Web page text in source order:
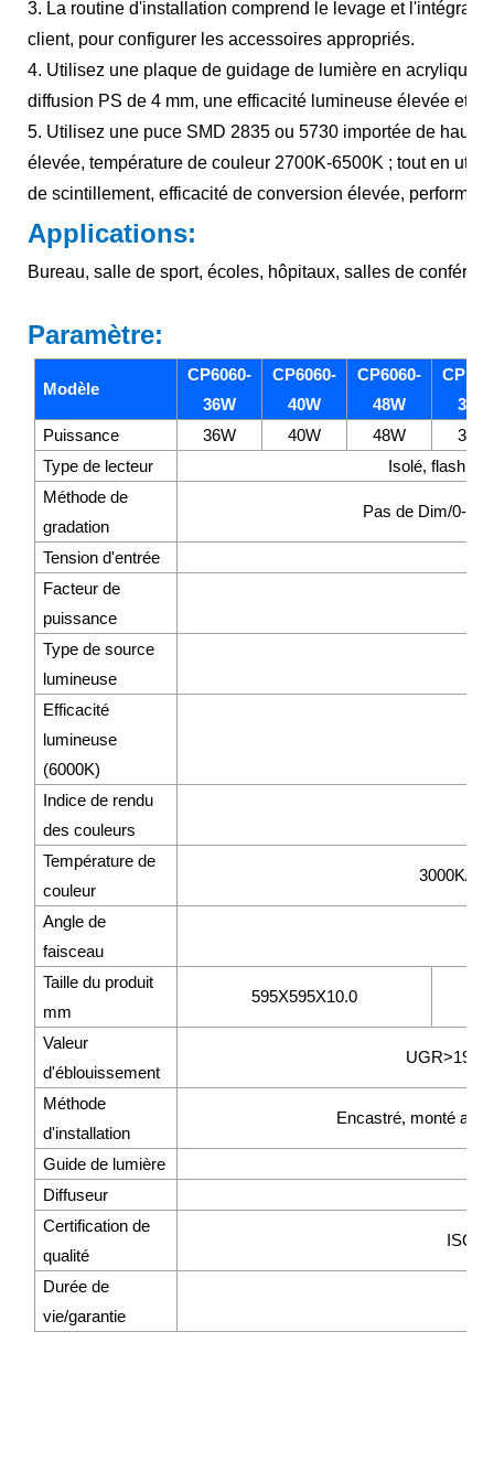
3. La routine d'installation comprend le levage et
client, pour configurer les accessoires appropriés.
4. Utilisez une plaque de guidage de lumière en acrylique
diffusion PS de 4 mm, une efficacité lumineuse élevée et
5. Utilisez une puce SMD 2835 ou 5730 importée de
élevée, température de couleur 2700K-6500K ; tout en
de scintillement, efficacité de conversion élevée,
Applications:
Bureau, salle de sport, écoles, hôpitaux, salles de
Paramètre:
Modèle
CP6060-
36W
CP6060-
40W
CP6060-
48W
36W
Puissance
36W 40W 48W
36W
Type de lecteur
Isolé, flash ou
Méthode de
gradation
Pas de Dim/0-
Tension d'entrée
Facteur de
puissance
Type de source
lumineuse
Efficacité
lumineuse
(6000K)
Indice de rendu
des couleurs
Température de
couleur
3000K/
Angle de
faisceau
Taille du produit
mm
595X595X10.0
Valeur
d'éblouissement
UGR>19
Méthode
d'installation
Encastré, monté au
Guide de lumière
Diffuseur
Certification de
qualité
Durée de
vie/garantie